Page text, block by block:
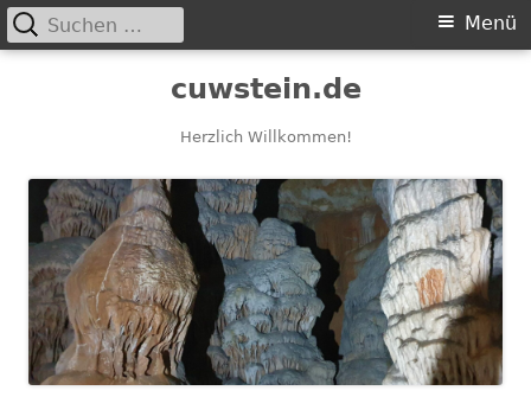
cuwstein.de
Herzlich Willkommen!
Primäres
Menü
Suchen
nach: